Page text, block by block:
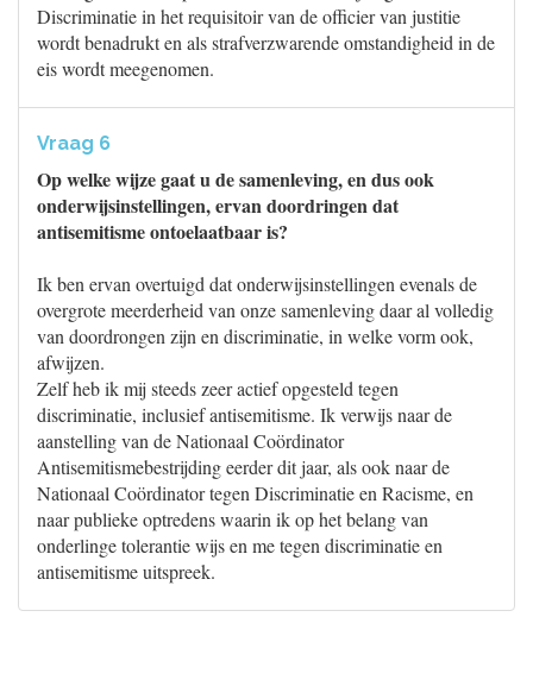
Discriminatie in het requisitoir van de officier van justitie
wordt benadrukt en als strafverzwarende omstandigheid in de
eis wordt meegenomen.
Vraag 6
Op welke wijze gaat u de samenleving, en dus ook
onderwijsinstellingen, ervan doordringen dat
antisemitisme ontoelaatbaar is?
Ik ben ervan overtuigd dat onderwijsinstellingen evenals de
overgrote meerderheid van onze samenleving daar al volledig
van doordrongen zijn en discriminatie, in welke vorm ook,
afwijzen.
Zelf heb ik mij steeds zeer actief opgesteld tegen
discriminatie, inclusief antisemitisme. Ik verwijs naar de
aanstelling van de Nationaal Coördinator
Antisemitismebestrijding eerder dit jaar, als ook naar de
Nationaal Coördinator tegen Discriminatie en Racisme, en
naar publieke optredens waarin ik op het belang van
onderlinge tolerantie wijs en me tegen discriminatie en
antisemitisme uitspreek.